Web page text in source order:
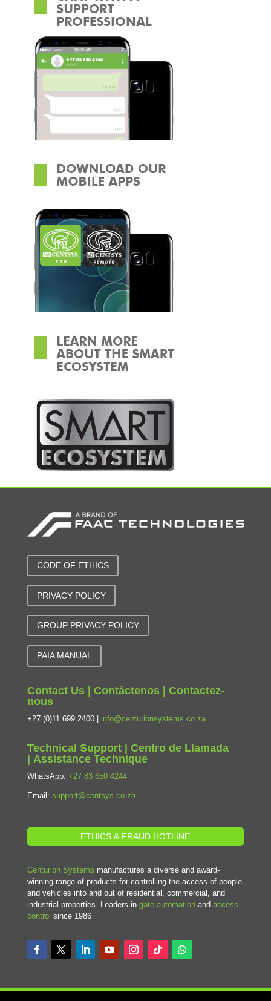
CODE OF ETHICS
PRIVACY POLICY
GROUP PRIVACY POLICY
PAIA MANUAL
Contact Us | Contàctenos | Contactez-
nous
+27 (0)11 699 2400 | info@centurionsystems.co.za
Technical Support | Centro de Llamada
| Assistance Technique
WhatsApp: +27 83 650 4244
Email: support@centsys.co.za
ETHICS & FRAUD HOTLINE
Centurion Systems manufactures a diverse and award-
winning range of products for controlling the access of people
and vehicles into and out of residential, commercial, and
industrial properties. Leaders in gate automationand access
control since 1986